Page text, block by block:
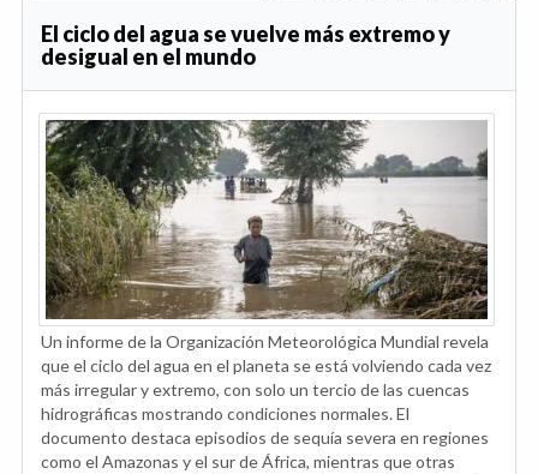
El ciclo del agua se vuelve más extremo y
desigual en el mundo
Un informe de la Organización Meteorológica Mundial revela
que el ciclo del agua en el planeta se está volviendo cada vez
más irregular y extremo, con solo un tercio de las cuencas
hidrográficas mostrando condiciones normales. El
documento destaca episodios de sequía severa en regiones
como el Amazonas y el sur de África, mientras que otras